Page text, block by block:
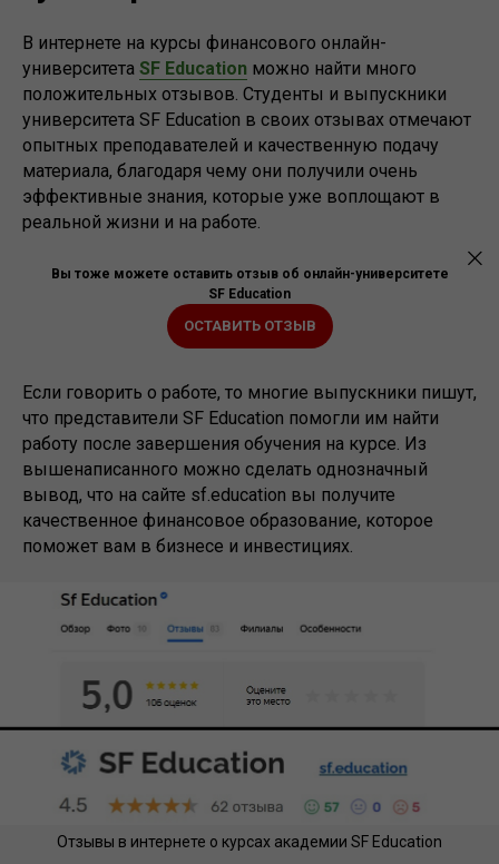
В интернете на курсы финансового онлайн-
университета SF Education можно найти много
положительных отзывов. Студенты и выпускники
университета SF Education в своих отзывах отмечают
опытных преподавателей и качественную подачу
материала, благодаря чему они получили очень
эффективные знания, которые уже воплощают в
реальной жизни и на работе.
Вы тоже можете оставить отзыв об онлайн-университете
SF Education
ОСТАВИТЬ ОТЗЫВ
Если говорить о работе, то многие выпускники пишут,
что представители SF Education помогли им найти
работу после завершения обучения на курсе. Из
вышенаписанного можно сделать однозначный
вывод, что на сайте sf.education вы получите
качественное финансовое образование, которое
поможет вам в бизнесе и инвестициях.
Отзывы в интернете о курсах академии SF Education